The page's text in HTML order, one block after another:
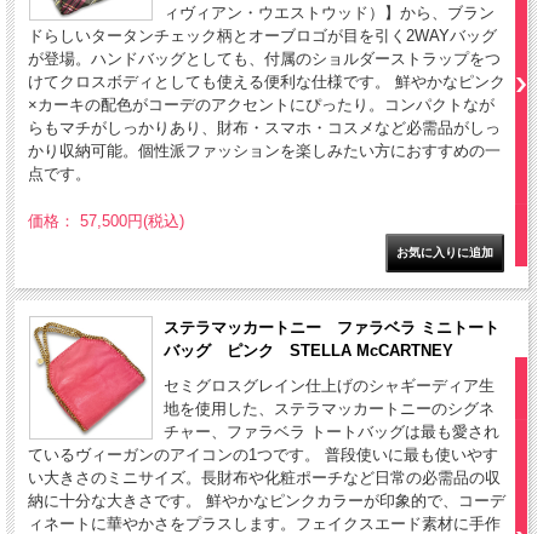
ィヴィアン・ウエストウッド）】から、ブラン
ドらしいタータンチェック柄とオーブロゴが目を引く2WAYバッグ
が登場。ハンドバッグとしても、付属のショルダーストラップをつ
けてクロスボディとしても使える便利な仕様です。 鮮やかなピンク
×カーキの配色がコーデのアクセントにぴったり。コンパクトなが
らもマチがしっかりあり、財布・スマホ・コスメなど必需品がしっ
かり収納可能。個性派ファッションを楽しみたい方におすすめの一
点です。
価格： 57,500円(税込)
ステラマッカートニー ファラベラ ミニトート
バッグ ピンク STELLA McCARTNEY
セミグロスグレイン仕上げのシャギーディア生
地を使用した、ステラマッカートニーのシグネ
チャー、ファラベラ トートバッグは最も愛され
ているヴィーガンのアイコンの1つです。 普段使いに最も使いやす
い大きさのミニサイズ。長財布や化粧ポーチなど日常の必需品の収
納に十分な大きさです。 鮮やかなピンクカラーが印象的で、コーデ
ィネートに華やかさをプラスします。フェイクスエード素材に手作